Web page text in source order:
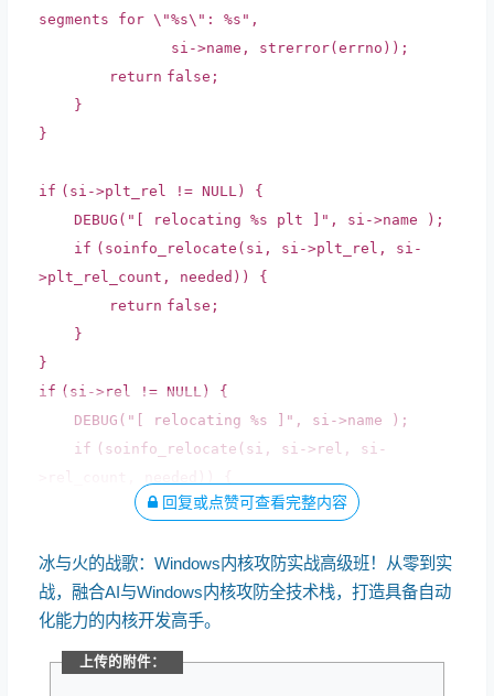
segments for \"%s\": %s" ,
si->name, strerror(errno));
return false ;
}
}
if (si->plt_rel != NULL) {
DEBUG( "[ relocating %s plt ]" , si->name );
if (soinfo_relocate(si, si->plt_rel, si-
>plt_rel_count, needed)) {
return false ;
}
}
if (si->rel != NULL) {
DEBUG( "[ relocating %s ]" , si->name );
if (soinfo_relocate(si, si->rel, si-
>rel_count, needed)) {
return false;
回复或点赞可查看完整内容
冰与火的战歌：Windows内核攻防实战高级班！从零到实
战，融合AI与Windows内核攻防全技术栈，打造具备自动
化能力的内核开发高手。
上传的附件：